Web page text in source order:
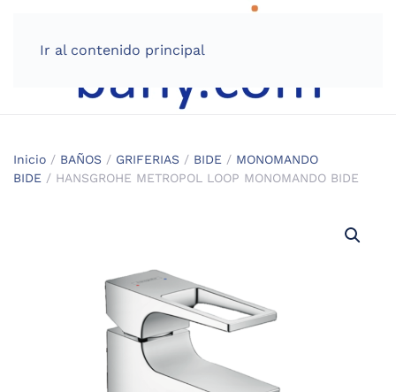
Ir al contenido principal
Inicio / BAÑOS / GRIFERIAS / BIDE / MONOMANDO
BIDE / HANSGROHE METROPOL LOOP MONOMANDO BIDE